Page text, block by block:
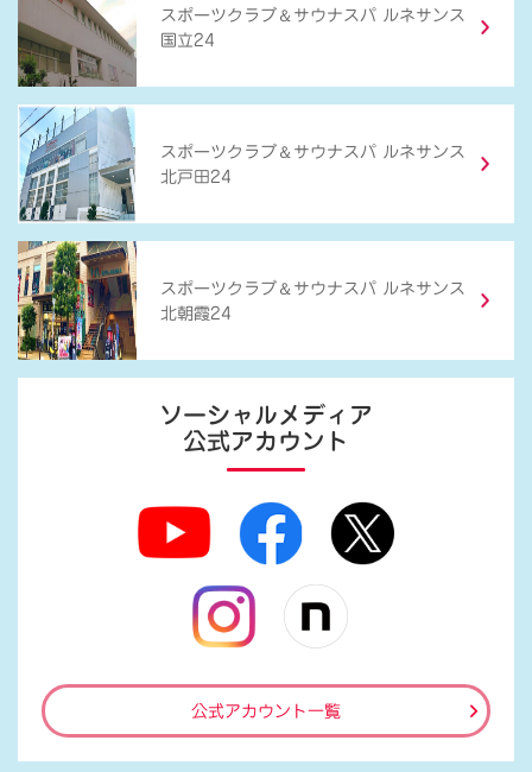
スポーツクラブ ＆ サウナスパ ルネサンス
国立24
スポーツクラブ ＆ サウナスパ ルネサンス
北戸田24
スポーツクラブ ＆ サウナスパ ルネサンス
北朝霞24
ソーシャルメディア
公式アカウント
公式アカウント一覧